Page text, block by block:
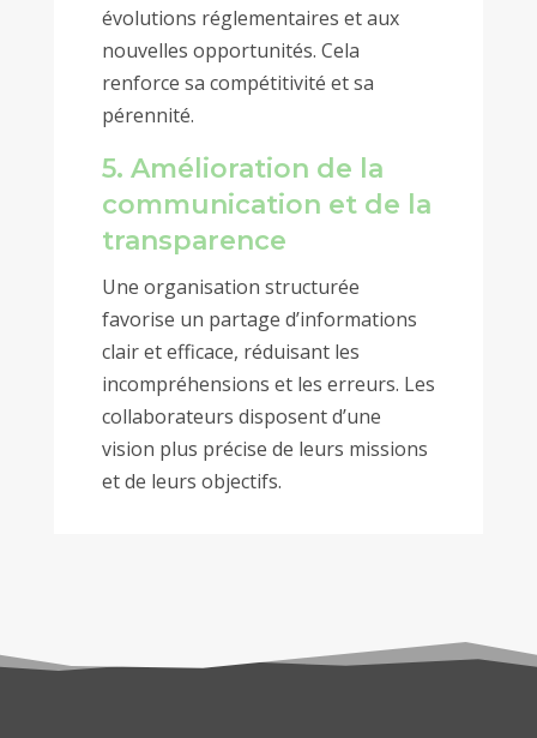
évolutions réglementaires et aux
nouvelles opportunités. Cela
renforce sa compétitivité et sa
pérennité.
5. Amélioration de la
communication et de la
transparence
Une organisation structurée
favorise un partage d’informations
clair et efficace, réduisant les
incompréhensions et les erreurs. Les
collaborateurs disposent d’une
vision plus précise de leurs missions
et de leurs objectifs.